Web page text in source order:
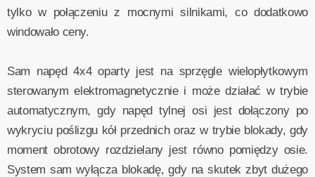
tylko w połączeniu z mocnymi silnikami, co dodatkowo
windowało ceny.
Sam napęd 4x4 oparty jest na sprzęgle wielopłytkowym
sterowanym elektromagnetycznie i może działać w trybie
automatycznym, gdy napęd tylnej osi jest dołączony po
wykryciu poślizgu kół przednich oraz w trybie blokady, gdy
moment obrotowy rozdzielany jest równo pomiędzy osie.
System sam wyłącza blokadę, gdy na skutek zbyt dużego